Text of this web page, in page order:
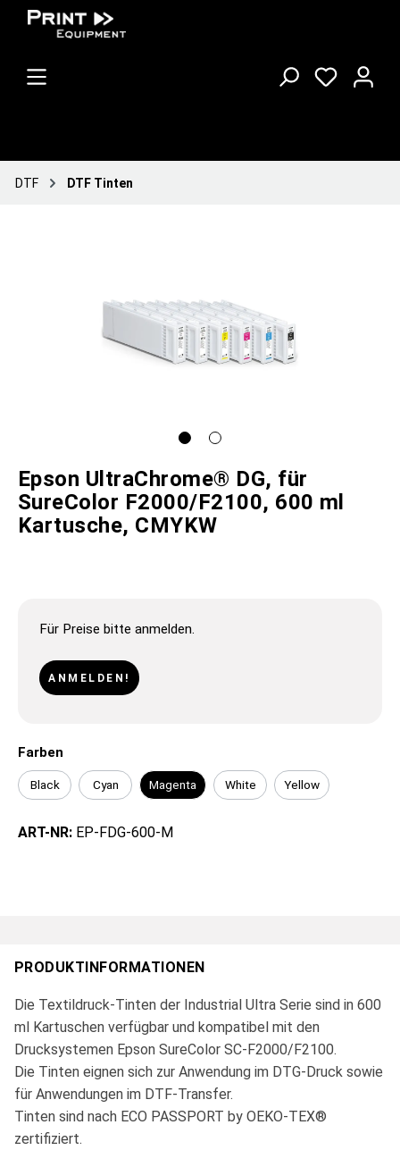
DTF DTF Tinten
Epson UltraChrome® DG, für
SureColor F2000/F2100, 600 ml
Kartusche, CMYKW
Für Preise bitte anmelden.
ANMELDEN!
Farben
Black Cyan Magenta White Yellow
ART-NR: EP-FDG-600-M
PRODUKTINFORMATIONEN
Die Textildruck-Tinten der Industrial Ultra Serie sind in 600
ml Kartuschen verfügbar und kompatibel mit den
Drucksystemen Epson SureColor SC-F2000/F2100.
Die Tinten eignen sich zur Anwendung im DTG-Druck sowie
für Anwendungen im DTF-Transfer.
Tinten sind nach ECO PASSPORT by OEKO-TEX®
zertifiziert.